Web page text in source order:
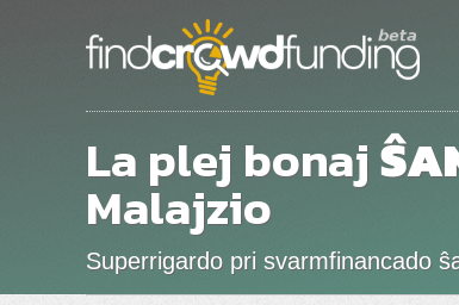
La plej bonaj
Malajzio
Superrigardo pri svarmfinancado